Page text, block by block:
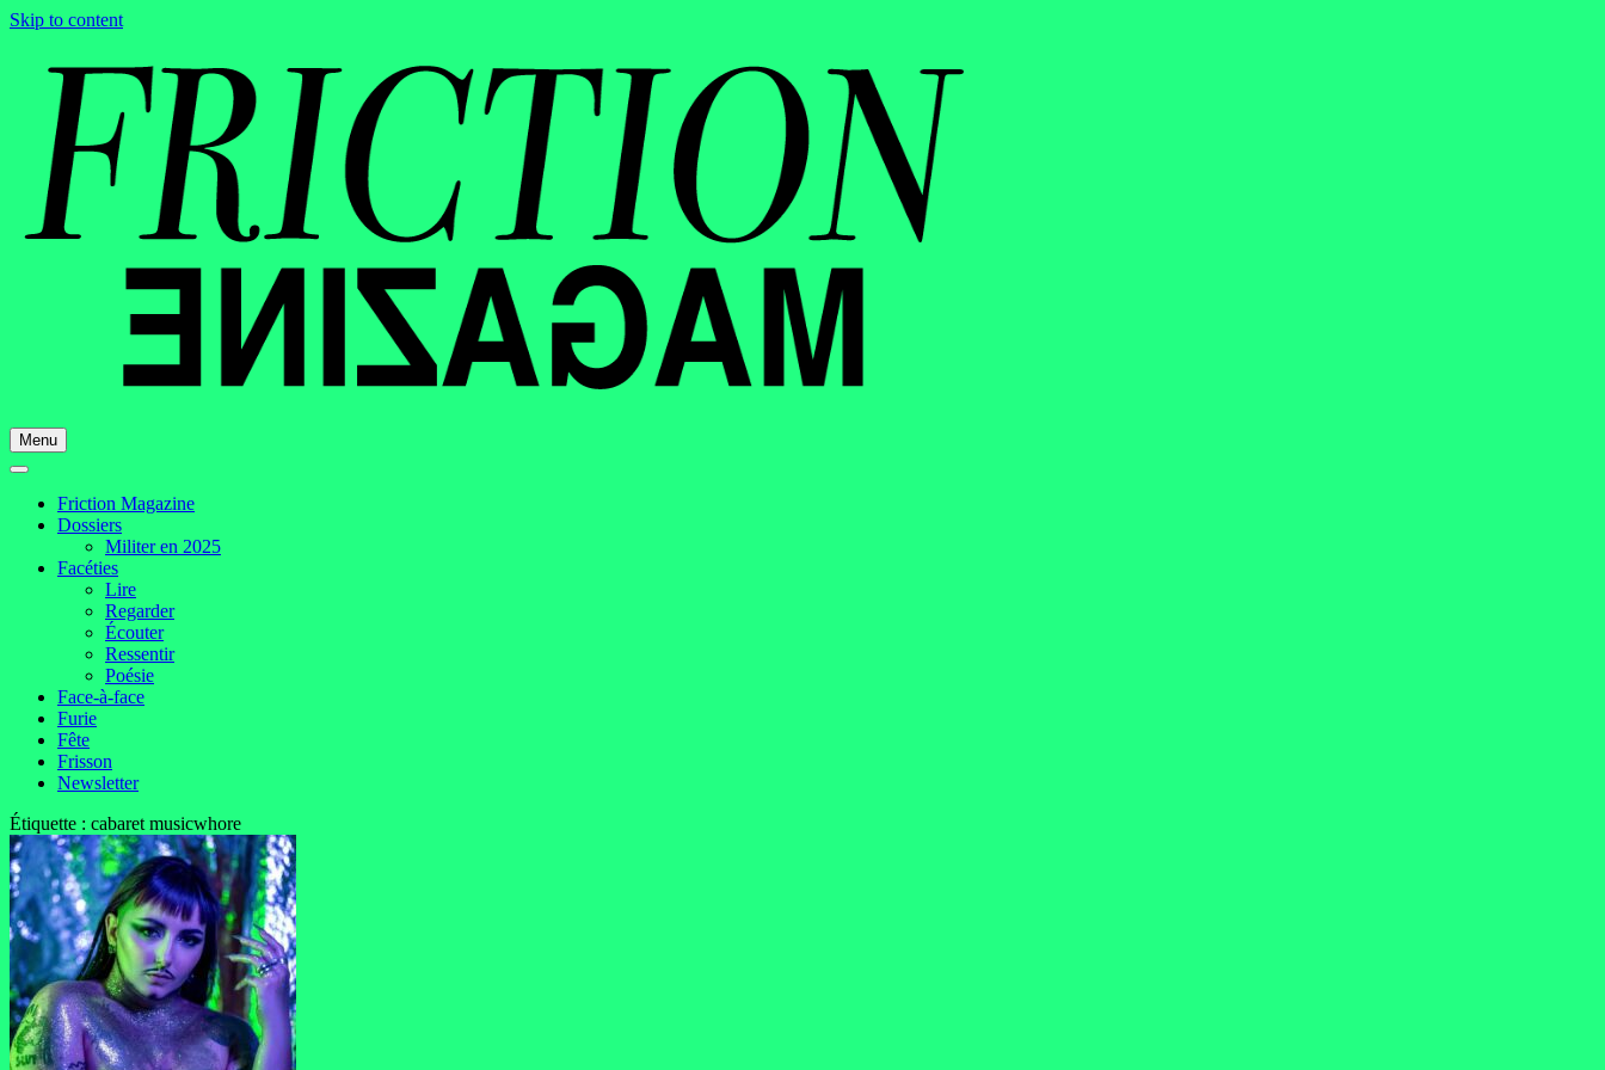
Skip to content
Menu
Friction Magazine
Dossiers
Militer en 2025
Facéties
Lire
Regarder
Écouter
Ressentir
Poésie
Face-à-face
Furie
Fête
Frisson
Newsletter
Étiquette : cabaret musicwhore